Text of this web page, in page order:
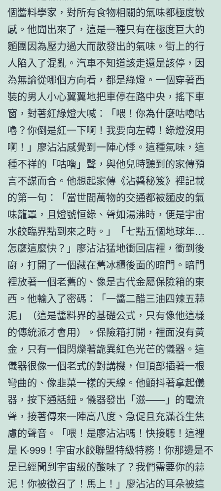
個醬料學家，對所有食物相關的氣味都極度敏
感。他聞出來了，這是一種只有在極度巨大的
麵團因為壓力過大而散發出的氣味。街上的行
人陷入了混亂。汽車不知道該走還是該停，因
為無論從哪個方向看，都是綠燈。一個穿著西
裝的男人小心翼翼地把車停在路中央，搖下車
窗，對著紅綠燈大喊：「喂！你為什麼咕嚕咕
嚕？你倒是紅一下啊！我要向左轉！綠燈沒用
啊！」廖沾沾感覺到一陣心悸。這種氣味，這
種不祥的「咕嚕」聲，與他兒時聽到的家傳預
言不謀而合。他想起家傳《沾醬秘笈》裡記載
的第一句：「當世間萬物的交通都被麵皮的氣
味籠罩，且燈號恒綠、聲如湯沸時，便是宇宙
水餃臨界點到來之時。」「七點五個地球年…
怎麼這麼快？」廖沾沾猛地衝回店裡，衝到後
廚，打開了一個藏在舊冰櫃後面的暗門。暗門
裡放著一個老舊的、像是古代金屬保險箱的東
西。他輸入了密碼：「一醬二醋三油四辣五蒜
泥」（這是醬料界的基礎公式，只有像他這樣
的傳統派才會用）。保險箱打開，裡面沒有黃
金，只有一個閃爍著詭異紅色光芒的儀器。這
儀器很像一個老式的對講機，但頂部插著一根
彎曲的、像韭菜一樣的天線。他顫抖著拿起儀
器，按下通話鈕。儀器發出「滋——」的電流
聲，接著傳來一陣高八度、急促且充滿養生焦
慮的聲音。「喂！是廖沾沾嗎！快接聽！這裡
是 K-999！宇宙水餃聯盟特級特務！你那邊是不
是已經聞到宇宙級的酸味了？我們需要你的蒜
泥！你被徵召了！馬上！」廖沾沾的耳朵被這